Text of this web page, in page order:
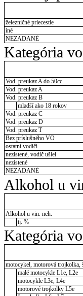
železničné priecestie
iné
NEZADANÉ
Kategória
Vod. preukaz A do 50cc
Vod. preukaz A
Vod. preukaz B
mladší ako 18 rokov
Vod. preukaz C
Vod. preukaz D
Vod. preukaz T
Bez príslušného VO
ostatní vodiči
nezistené, vodič ušiel
nezistené
NEZADANÉ
Alkohol u
Alkohol u vin. neh.
tj. %
Kategória
motocykel, motorová trojkolka,
malé motocykle L1e, L2e
motocykle L3e, L4e
motorové trojkolky L5e